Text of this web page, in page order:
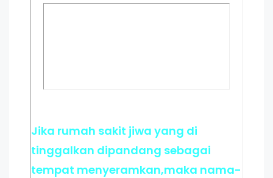
Jika rumah sakit jiwa yang di
tinggalkan dipandang sebagai
tempat menyeramkan,maka nama-